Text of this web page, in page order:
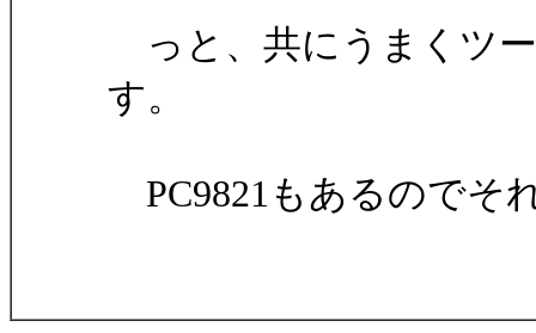
っと、共にうまくツ
す。
PC9821もあるのでそ